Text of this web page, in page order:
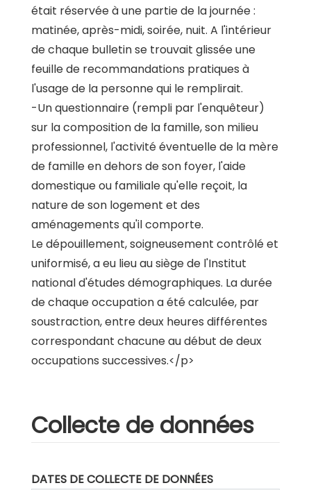
était réservée à une partie de la journée :
matinée, après-midi, soirée, nuit. A l'intérieur
de chaque bulletin se trouvait glissée une
feuille de recommandations pratiques à
l'usage de la personne qui le remplirait.
-Un questionnaire (rempli par l'enquêteur)
sur la composition de la famille, son milieu
professionnel, l'activité éventuelle de la mère
de famille en dehors de son foyer, l'aide
domestique ou familiale qu'elle reçoit, la
nature de son logement et des
aménagements qu'il comporte.
Le dépouillement, soigneusement contrôlé et
uniformisé, a eu lieu au siège de l'Institut
national d'études démographiques. La durée
de chaque occupation a été calculée, par
soustraction, entre deux heures différentes
correspondant chacune au début de deux
occupations successives.</p>
Collecte de données
DATES DE COLLECTE DE DONNÉES